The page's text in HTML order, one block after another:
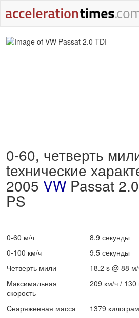
0-60, четверть
tехнические
2005 VW Passat
PS
0-60 м/ч
8.9 секунды
0-100 км/ч
9.5 секунды
Четверть мили
18.2 s @ 88
Mаксимальная
скорость
209 км/ч / 130
Cнаряженная масса
1379